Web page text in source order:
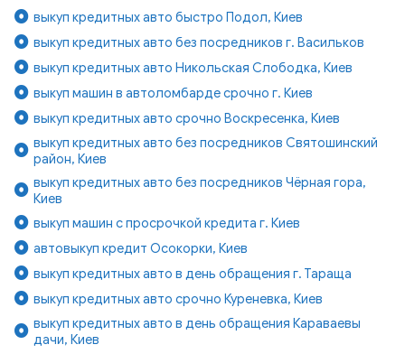
выкуп кредитных авто быстро Подол, Киев
выкуп кредитных авто без посредников г. Васильков
выкуп кредитных авто Никольская Слободка, Киев
выкуп машин в автоломбарде срочно г. Киев
выкуп кредитных авто срочно Воскресенка, Киев
выкуп кредитных авто без посредников Святошинский
район, Киев
выкуп кредитных авто без посредников Чёрная гора,
Киев
выкуп машин с просрочкой кредита г. Киев
автовыкуп кредит Осокорки, Киев
выкуп кредитных авто в день обращения г. Тараща
выкуп кредитных авто срочно Куреневка, Киев
выкуп кредитных авто в день обращения Караваевы
дачи, Киев